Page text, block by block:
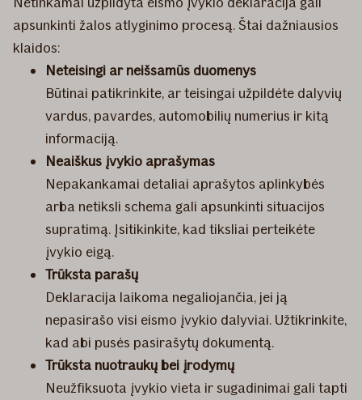
apsunkinti žalos atlyginimo procesą. Štai dažniausios
klaidos:
Neteisingi ar neišsamūs duomenys
Būtinai patikrinkite, ar teisingai užpildėte dalyvių
vardus, pavardes, automobilių numerius ir kitą
informaciją.
Neaiškus įvykio aprašymas
Nepakankamai detaliai aprašytos aplinkybės
arba netiksli schema gali apsunkinti situacijos
supratimą. Įsitikinkite, kad tiksliai perteikėte
įvykio eigą.
Trūksta parašų
Deklaracija laikoma negaliojančia, jei ją
nepasirašo visi eismo įvykio dalyviai. Užtikrinkite,
kad abi pusės pasirašytų dokumentą.
Trūksta nuotraukų bei įrodymų
Neužfiksuota įvykio vieta ir sugadinimai gali tapti